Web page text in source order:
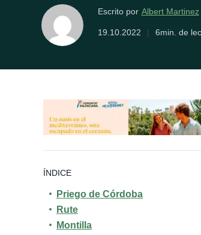
Escrito por Albert Martinez
19.10.2022 |
6min. de
ÍNDICE
Priego de Córdoba
Rute
Montilla